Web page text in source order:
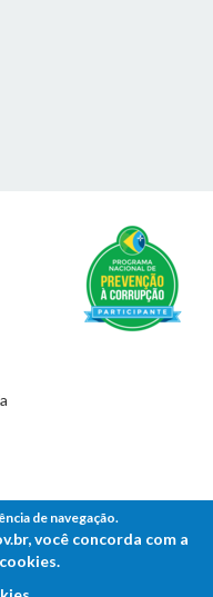
de navegação.
você concorda com a